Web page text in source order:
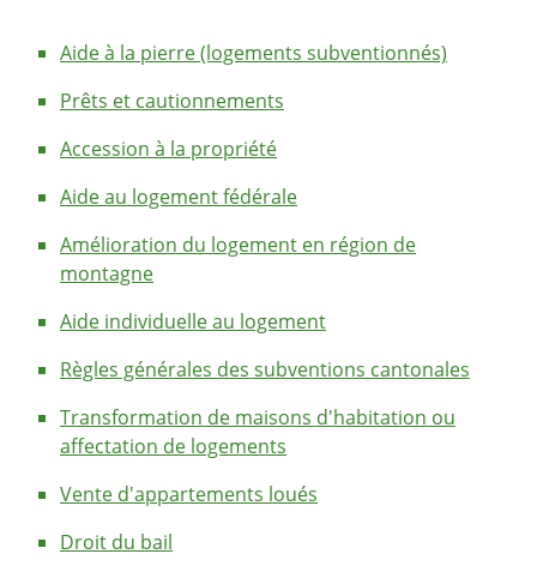
Aide à la pierre (logements subventionnés)
Prêts et cautionnements
Accession à la propriété
Aide au logement fédérale
Amélioration du logement en région de
montagne
Aide individuelle au logement
Règles générales des subventions cantonales
Transformation de maisons d'habitation ou
affectation de logements
Vente d'appartements loués
Droit du bail